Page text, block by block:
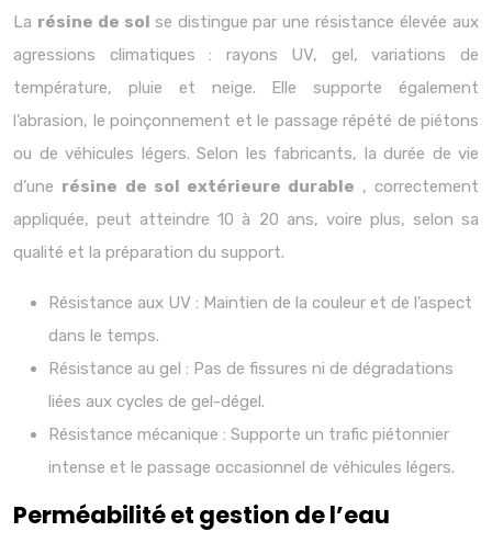
La résine de sol se distingue par une résistance élevée aux
agressions climatiques : rayons UV, gel, variations de
température, pluie et neige. Elle supporte également
l’abrasion, le poinçonnement et le passage répété de piétons
ou de véhicules légers. Selon les fabricants, la durée de vie
d’une résine de sol extérieure durable , correctement
appliquée, peut atteindre 10 à 20 ans, voire plus, selon sa
qualité et la préparation du support.
Résistance aux UV : Maintien de la couleur et de l’aspect
dans le temps.
Résistance au gel : Pas de fissures ni de dégradations
liées aux cycles de gel-dégel.
Résistance mécanique : Supporte un trafic piétonnier
intense et le passage occasionnel de véhicules légers.
Perméabilité et gestion de l’eau